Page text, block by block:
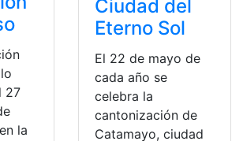
27
la
Ciudad del
Eterno Sol
El 22 de mayo de
cada año se
celebra la
cantonización de
Catamayo, ciudad